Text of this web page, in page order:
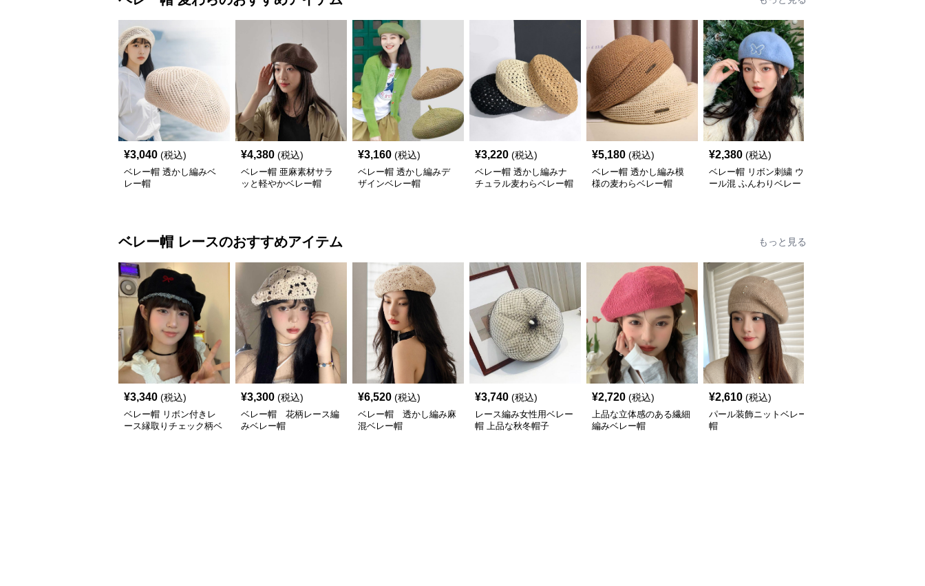
¥3,040 (税込)
ベレー帽 透かし編みベ
レー帽
¥4,380 (税込)
ベレー帽 亜麻素材サラ
ッと軽やかベレー帽
¥3,160 (税込)
ベレー帽 透かし編みデ
ザインベレー帽
¥3,220 (税込)
ベレー帽 透かし編みナ
チュラル麦わらベレー帽
¥5,180 (税込)
ベレー帽 透かし編み模
様の麦わらベレー帽
¥2,380 (税込)
ベレー帽 リボン刺繍 ウ
ール混 ふんわりベレー
ベレー帽 レースのおすすめアイテム もっと見る
¥3,340 (税込)
ベレー帽 リボン付きレ
ース縁取りチェック柄ベ
¥3,300 (税込)
ベレー帽 花柄レース編
みベレー帽
¥6,520 (税込)
ベレー帽 透かし編み麻
混ベレー帽
¥3,740 (税込)
レース編み女性用ベレー
帽 上品な秋冬帽子
¥2,720 (税込)
上品な立体感のある繊細
編みベレー帽
¥2,610 (税込)
パール装飾ニットベレー
帽